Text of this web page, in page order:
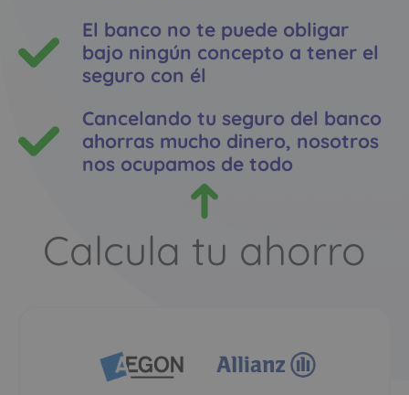
El banco no te puede obligar
bajo ningún concepto a tener el
seguro con él
Cancelando tu seguro del banco
ahorras mucho dinero, nosotros
nos ocupamos de todo
Calcula tu ahorro